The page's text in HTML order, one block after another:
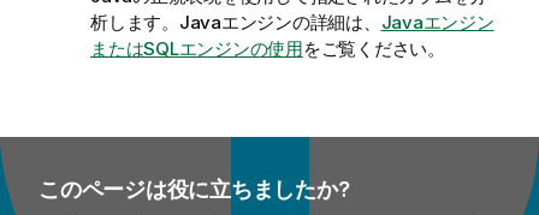
析します。Javaエンジンの詳細は、 Javaエンジン
またはSQLエンジンの使用をご覧ください。
このページは役に立ちましたか?